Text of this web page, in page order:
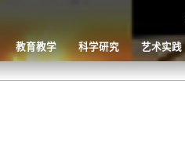
教育教学 科学研究 艺术实践